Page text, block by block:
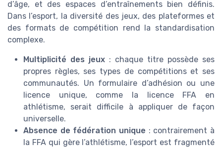
d’âge, et des espaces d’entraînements bien définis.
Dans l’esport, la diversité des jeux, des plateformes et
des formats de compétition rend la standardisation
complexe.
Multiplicité des jeux : chaque titre possède ses
propres règles, ses types de compétitions et ses
communautés. Un formulaire d’adhésion ou une
licence unique, comme la licence FFA en
athlétisme, serait difficile à appliquer de façon
universelle.
Absence de fédération unique : contrairement à
la FFA qui gère l’athlétisme, l’esport est fragmenté